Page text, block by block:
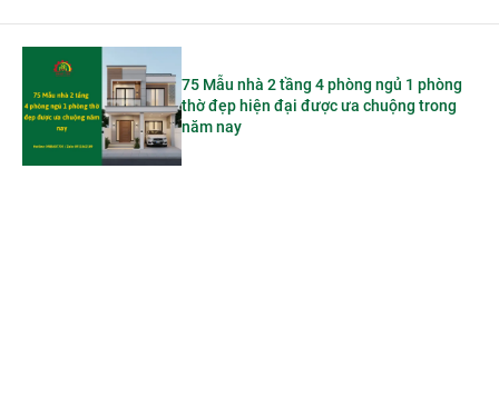
75 Mẫu nhà 2 tầng 4 phòng ngủ 1 phòng
thờ đẹp hiện đại được ưa chuộng trong
năm nay